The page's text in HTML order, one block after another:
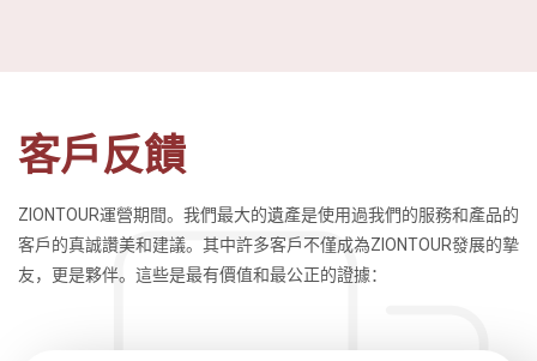
客戶反饋
ZIONTOUR運營期間。我們最大的遺產是使用過我們的服務和產品的
客戶的真誠讚美和建議。其中許多客戶不僅成為ZIONTOUR發展的摯
友，更是夥伴。這些是最有價值和最公正的證據：